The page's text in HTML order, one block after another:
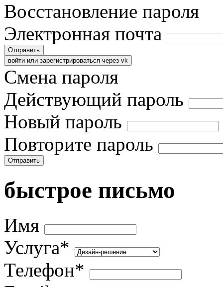
Восстановление пароля
Электронная почта
Отправить
войти или зарегистрироваться через vk
Смена пароля
Действующий пароль
Новый пароль
Повторите пароль
Отправить
быстрое письмо
Имя
Услуга*
Телефон*